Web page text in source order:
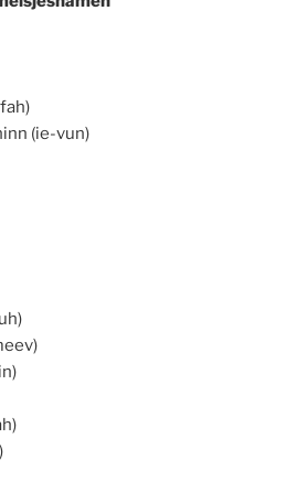
(ie-vun)